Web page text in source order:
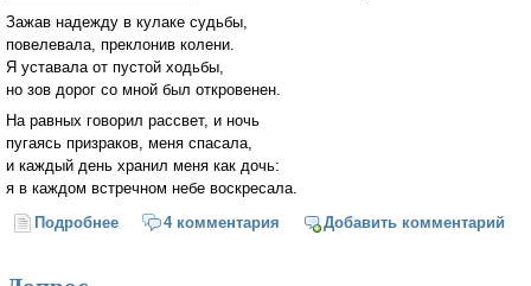
Зажав надежду в кулаке судьбы,
повелевала, преклонив колени.
Я уставала от пустой ходьбы,
но зов дорог со мной был откровенен.
На равных говорил рассвет, и ночь
пугаясь призраков, меня спасала,
и каждый день хранил меня как дочь:
я в каждом встречном небе воскресала.
Подробнее о На том неизреченном языке...
4 комментария Добавить комментарий